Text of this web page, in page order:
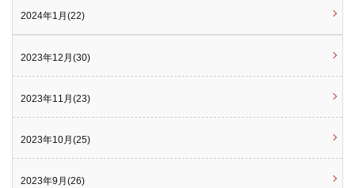
2024年1月(22)
2023年12月(30)
2023年11月(23)
2023年10月(25)
2023年9月(26)